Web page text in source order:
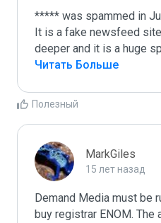
***** was spammed in
It is a fake newsfeed
deeper and it is a huge
Читать Больше
Полезный
MarkGiles
15 лет назад
Demand Media must be
buy registrar ENOM. The